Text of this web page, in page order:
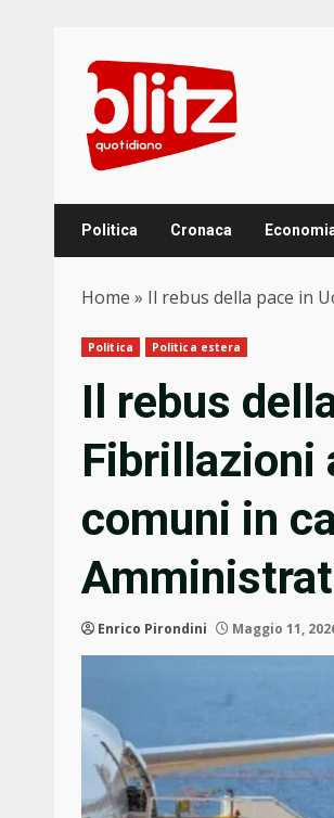
content
Politica Cronaca
Home » Il rebus della pace in
Politica Politica estera
Il rebus
Fibrillazioni
comuni in
Enrico Pirondini Maggio 11,